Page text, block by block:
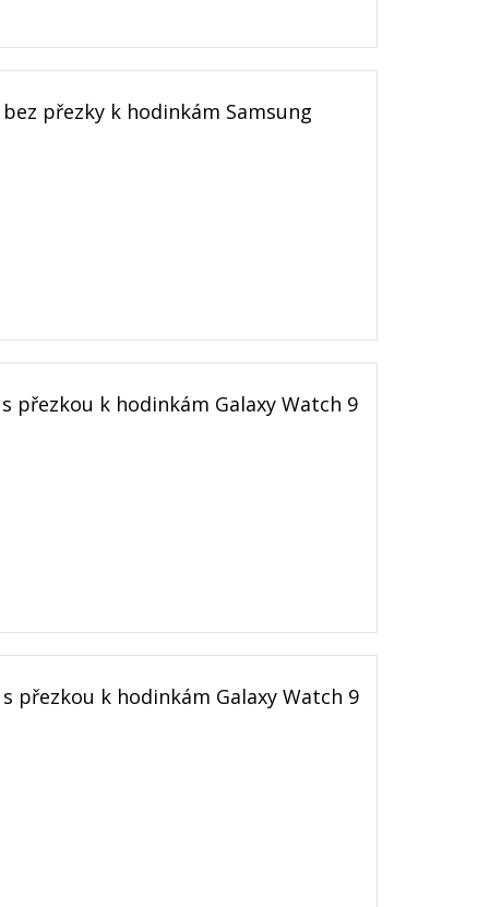
přezky k hodinkám Samsung
přezkou k hodinkám Galaxy Watch 9
přezkou k hodinkám Galaxy Watch 9